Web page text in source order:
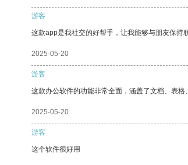
游客
这款app是我社交的好帮手，让我能够与朋友保持
2025-05-20
游客
这款办公软件的功能非常全面，涵盖了文档、表
2025-05-20
游客
这个软件很好用